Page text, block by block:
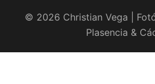
© 2026 Christian Vega |
Plasencia &